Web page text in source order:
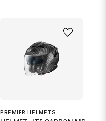
PREMIER HELMETS